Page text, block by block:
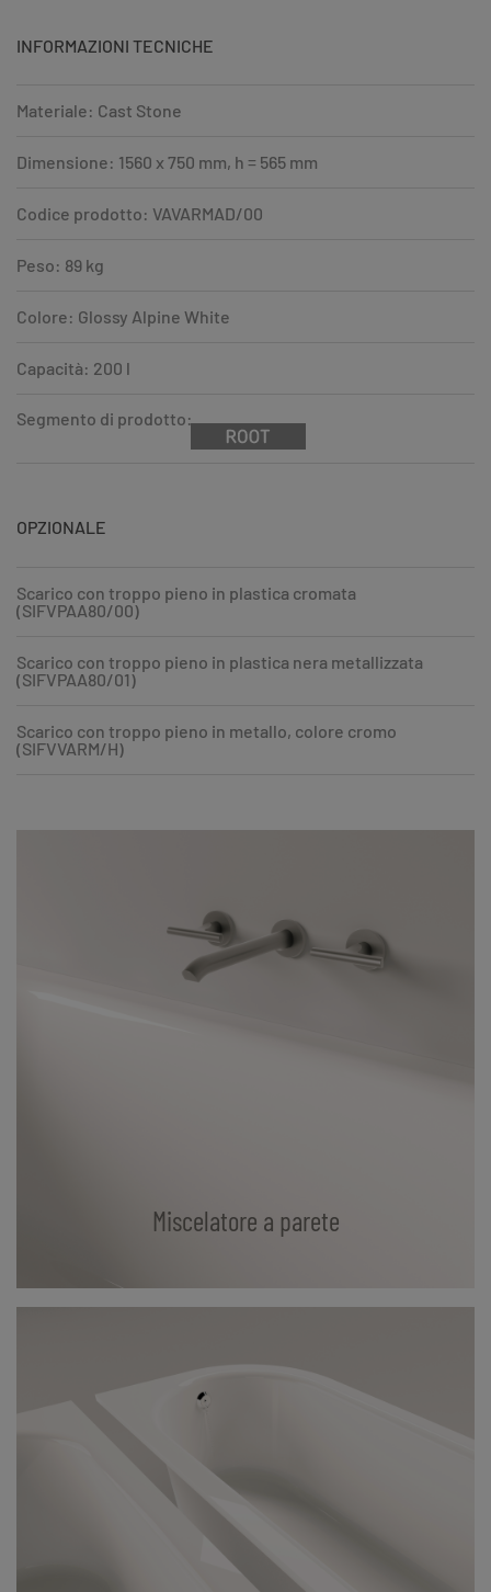
INFORMAZIONI TECNICHE
Materiale: Cast Stone
Dimensione: 1560 x 750 mm, h = 565 mm
Codice prodotto: VAVARMAD/00
Peso: 89 kg
Colore: Glossy Alpine White
Capacità: 200 l
Segmento di prodotto:
OPZIONALE
Scarico con troppo pieno in plastica cromata
(SIFVPAA80/00)
Scarico con troppo pieno in plastica nera metallizzata
(SIFVPAA80/01)
Scarico con troppo pieno in metallo, colore cromo
(SIFVVARM/H)
Miscelatore a parete